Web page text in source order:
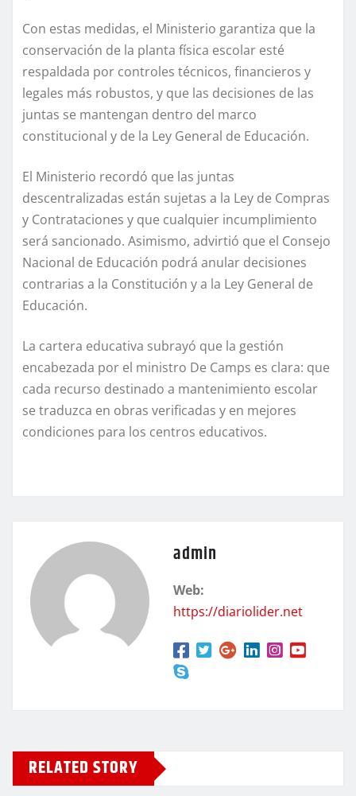
Con estas medidas, el Ministerio garantiza que la
conservación de la planta física escolar esté
respaldada por controles técnicos, financieros y
legales más robustos, y que las decisiones de las
juntas se mantengan dentro del marco
constitucional y de la Ley General de Educación.
El Ministerio recordó que las juntas
descentralizadas están sujetas a la Ley de Compras
y Contrataciones y que cualquier incumplimiento
será sancionado. Asimismo, advirtió que el Consejo
Nacional de Educación podrá anular decisiones
contrarias a la Constitución y a la Ley General de
Educación.
La cartera educativa subrayó que la gestión
encabezada por el ministro De Camps es clara: que
cada recurso destinado a mantenimiento escolar
se traduzca en obras verificadas y en mejores
condiciones para los centros educativos.
admin
Web:
https://diariolider.net
RELATED STORY